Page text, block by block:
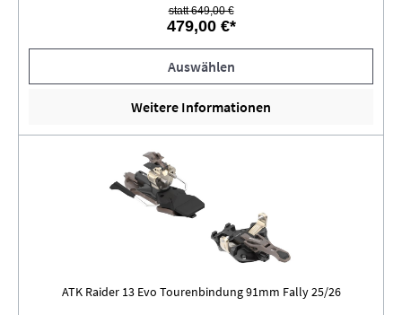
statt 649,00 €
479,00 €*
Auswählen
Weitere Informationen
ATK Raider 13 Evo Tourenbindung 91mm Fally 25/26